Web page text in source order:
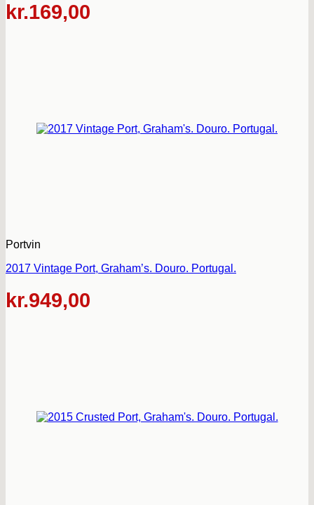
kr.169,00
Portvin
2017 Vintage Port, Graham’s. Douro. Portugal.
kr.949,00